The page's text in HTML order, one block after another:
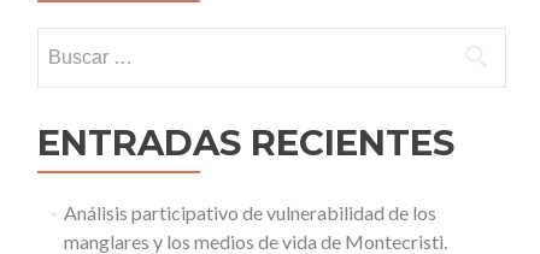
ENTRADAS RECIENTES
Análisis participativo de vulnerabilidad de los
manglares y los medios de vida de Montecristi.